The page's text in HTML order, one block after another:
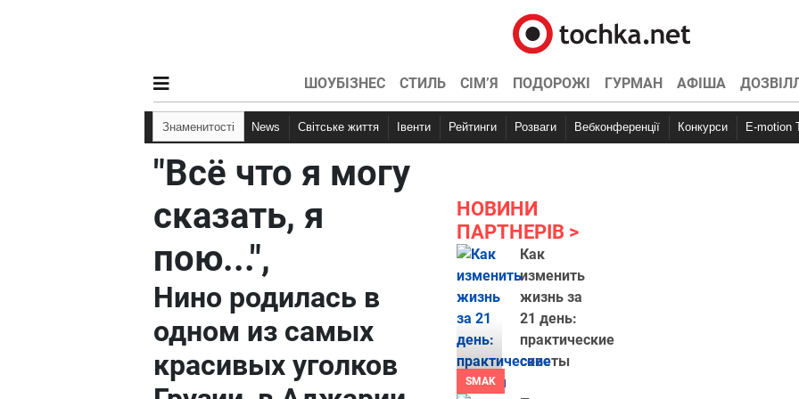
ШОУБІЗНЕС СТИЛЬ СІМ’Я ПОДОРОЖІ ГУРМАН АФІША
Знаменитості News Світське життя Івенти Рейтинги Розваги Вебконференції Конкурси E-motion
"Всё что я могу
сказать, я
пою...",
Нино родилась в
одном из самых
красивых уголков
НОВИНИ
ПАРТНЕРІВ
SMAK
Как
изменить
жизнь за
21 день:
практические
советы